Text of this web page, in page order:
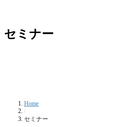
セミナー
Home
/
セミナー